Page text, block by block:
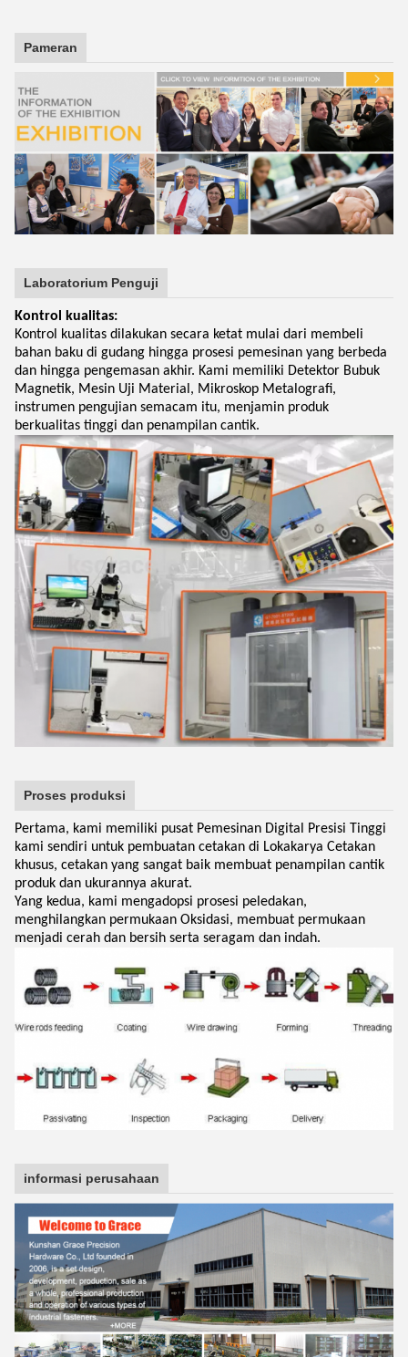
Pameran
Laboratorium Penguji
Kontrol kualitas:
Kontrol kualitas dilakukan secara ketat mulai dari membeli
bahan baku di gudang hingga prosesi pemesinan yang berbeda
dan hingga pengemasan akhir. Kami memiliki Detektor Bubuk
Magnetik, Mesin Uji Material, Mikroskop Metalografi,
instrumen pengujian semacam itu, menjamin produk
berkualitas tinggi dan penampilan cantik.
Proses produksi
Pertama, kami memiliki pusat Pemesinan Digital Presisi Tinggi
kami sendiri untuk pembuatan cetakan di Lokakarya Cetakan
khusus, cetakan yang sangat baik membuat penampilan cantik
produk dan ukurannya akurat.
Yang kedua, kami mengadopsi prosesi peledakan,
menghilangkan permukaan Oksidasi, membuat permukaan
menjadi cerah dan bersih serta seragam dan indah.
informasi perusahaan